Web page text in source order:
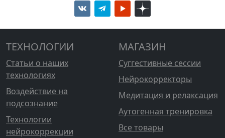
ТЕХНОЛОГИИ
Статьи о наших
технологиях
Воздействие на
подсознание
Технологии
нейрокоррекции
МАГАЗИН
Суггестивные сессии
Нейрокорректоры
Медитация и релаксация
Аутогенная тренировка
Все товары